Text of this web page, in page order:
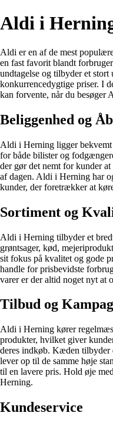
Aldi i
Aldi er en af de mest
en fast favorit blandt
undtagelse og tilbyder et
konkurrencedygtige priser. I
kan forvente, når du besøger
Beliggenhed og
Aldi i Herning ligger
for både bilister og
der gør det nemt for kunder
af dagen. Aldi i Herning har
kunder, der foretrækker at
Sortiment og
Aldi i Herning tilbyder et
grøntsager, kød,
sit fokus på kvalitet og gode
handle for prisbevidste
varer er der altid noget nyt at
Tilbud og
Aldi i Herning kører
produkter, hvilket giver
deres indkøb. Kæden tilbyder
lever op til de samme høje
til en lavere pris. Hold øje
Herning.
Kundeservice